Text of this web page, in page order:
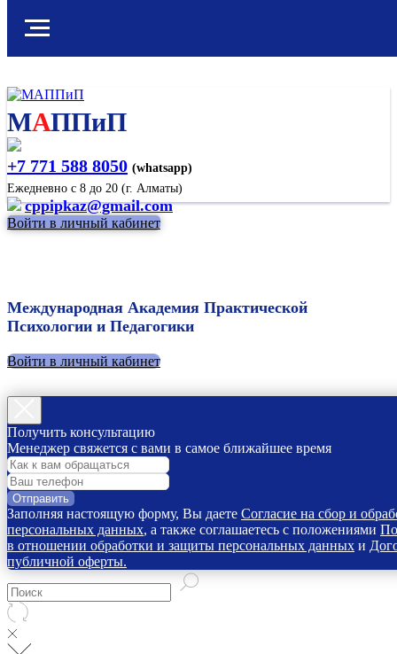
МАППиП
+7 771 588 8050 (whatsapp)
Ежедневно с 8 до 20 (г. Алматы)
cppipkaz@gmail.com
Войти в личный кабинет
Международная Академия Практической
Психологии и Педагогики
Войти в личный кабинет
Получить консультацию
Менеджер свяжется с вами в самое ближайшее время
Отправить
Заполняя настоящую форму, Вы даете Согласие на сбор и
персональных данных, а также соглашаетесь с положениями
в отношении обработки и защиты персональных данных и
публичной оферты.